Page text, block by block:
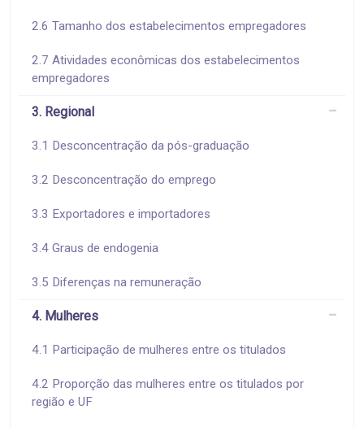
2.6 Tamanho dos estabelecimentos empregadores
2.7 Atividades econômicas dos estabelecimentos
empregadores
3. Regional
3.1 Desconcentração da pós-graduação
3.2 Desconcentração do emprego
3.3 Exportadores e importadores
3.4 Graus de endogenia
3.5 Diferenças na remuneração
4. Mulheres
4.1 Participação de mulheres entre os titulados
4.2 Proporção das mulheres entre os titulados por
região e UF